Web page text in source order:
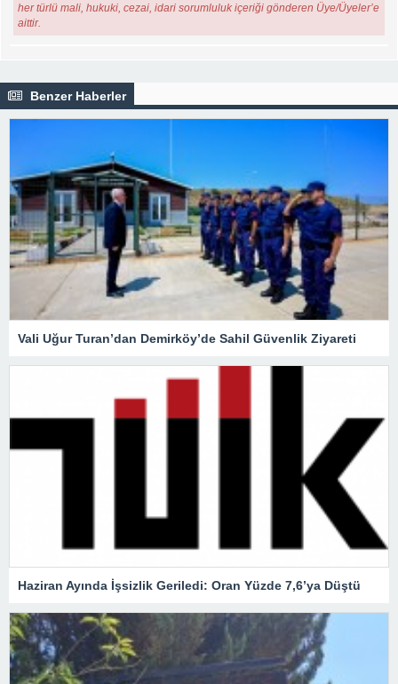
her türlü mali, hukuki, cezai, idari sorumluluk içeriği gönderen Üye/Üyeler’e
aittir.
Benzer Haberler
Vali Uğur Turan’dan Demirköy’de Sahil Güvenlik Ziyareti
Haziran Ayında İşsizlik Geriledi: Oran Yüzde 7,6’ya Düştü